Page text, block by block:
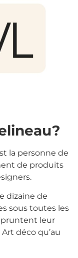
la personne de
de produits
dizaine de
sous toutes les
leur
déco qu’au